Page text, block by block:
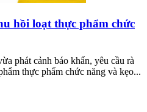
hồi loạt thực phẩm chức
phát cảnh báo khẩn, yêu cầu rà
thực phẩm chức năng và kẹo...